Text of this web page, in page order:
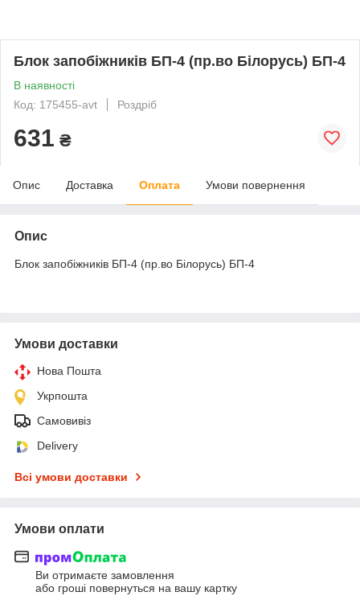
Блок запобіжників БП-4 (пр.во Білорусь) БП-4
В наявності
Код: 175455-avt
Роздріб
631 ₴
Опис Доставка Оплата Умови повернення
Опис
Блок запобіжників БП-4 (пр.во Білорусь) БП-4
Умови доставки
Нова Пошта
Укрпошта
Самовивіз
Delivery
Всі умови доставки
Умови оплати
Ви отримаєте замовлення
або гроші повернуться на вашу картку